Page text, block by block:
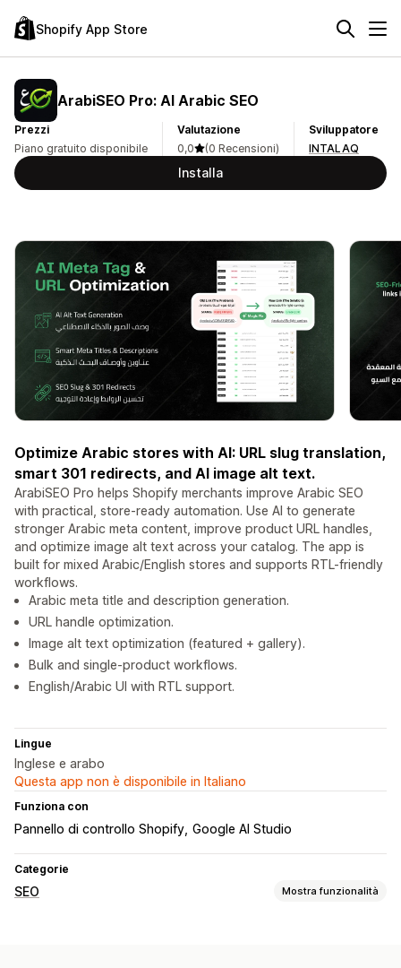
Shopify App Store
ArabiSEO Pro: AI Arabic SEO
Prezzi
Piano gratuito disponibile
Valutazione
0,0
(0 Recensioni)
Sviluppatore
INTALAQ
Installa
Optimize Arabic stores with AI: URL slug translation,
smart 301 redirects, and AI image alt text.
ArabiSEO Pro helps Shopify merchants improve Arabic SEO
with practical, store-ready automation. Use AI to generate
stronger Arabic meta content, improve product URL handles,
and optimize image alt text across your catalog. The app is
built for mixed Arabic/English stores and supports RTL-friendly
workflows.
Arabic meta title and description generation.
URL handle optimization.
Image alt text optimization (featured + gallery).
Bulk and single-product workflows.
English/Arabic UI with RTL support.
Lingue
Inglese e arabo
Questa app non è disponibile in Italiano
Funziona con
Pannello di controllo Shopify Google AI Studio
Categorie
SEO Mostra funzionalità